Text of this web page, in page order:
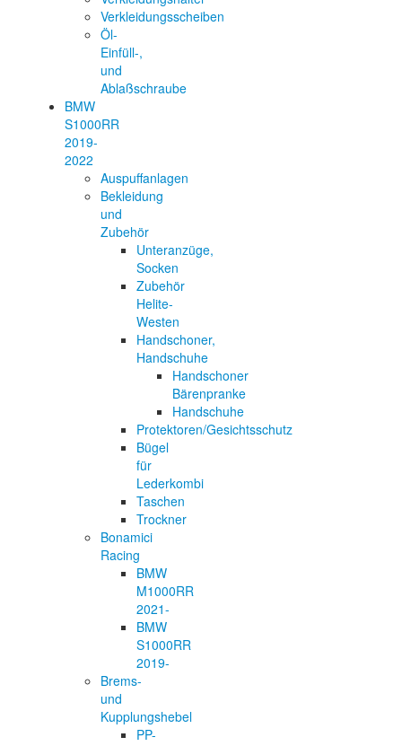
Verkleidungsscheiben
Öl-
Einfüll-,
und
Ablaßschraube
BMW
S1000RR
2019-
2022
Auspuffanlagen
Bekleidung
und
Zubehör
Unteranzüge,
Socken
Zubehör
Helite-
Westen
Handschoner,
Handschuhe
Handschoner
Bärenpranke
Handschuhe
Protektoren/Gesichtsschutz
Bügel
für
Lederkombi
Taschen
Trockner
Bonamici
Racing
BMW
M1000RR
2021-
BMW
S1000RR
2019-
Brems-
und
Kupplungshebel
PP-